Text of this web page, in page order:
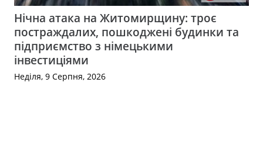
Нічна атака на Житомирщину: троє
постраждалих, пошкоджені будинки та
підприємство з німецькими
інвестиціями
Неділя, 9 Серпня, 2026